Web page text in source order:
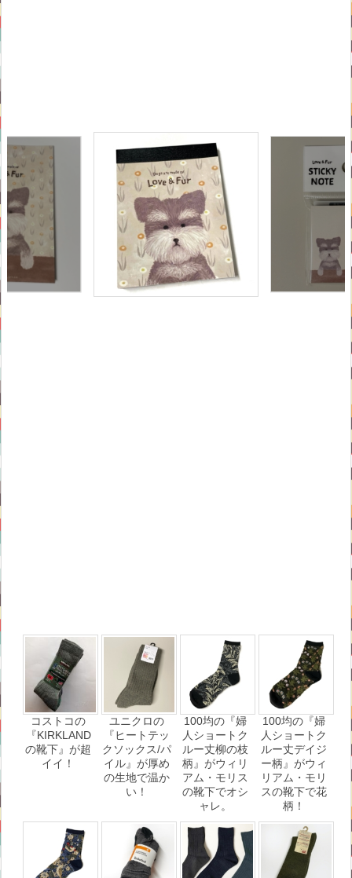
コストコの
『KIRKLAND
の靴下』が超
イイ！
ユニクロの
『ヒートテッ
クソックス/パ
イル』が厚め
の生地で温か
い！
100均の『婦
人ショートク
ルー丈柳の枝
柄』がウィリ
アム・モリス
の靴下でオシ
ャレ。
100均の『婦
人ショートク
ルー丈デイジ
ー柄』がウィ
リアム・モリ
スの靴下で花
柄！